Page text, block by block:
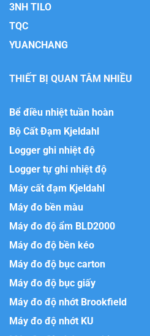
3NH TILO
TQC
YUANCHANG
THIẾT BỊ QUAN TÂM NHIỀU
Bể điều nhiệt tuần hoàn
Bộ Cất Đạm Kjeldahl
Logger ghi nhiệt độ
Logger tự ghi nhiệt độ
Máy cất đạm Kjeldahl
Máy đo bền màu
Máy đo độ ẩm BLD2000
Máy đo độ bền kéo
Máy đo độ bục carton
Máy đo độ bục giấy
Máy đo độ nhớt Brookfield
Máy đo độ nhớt KU